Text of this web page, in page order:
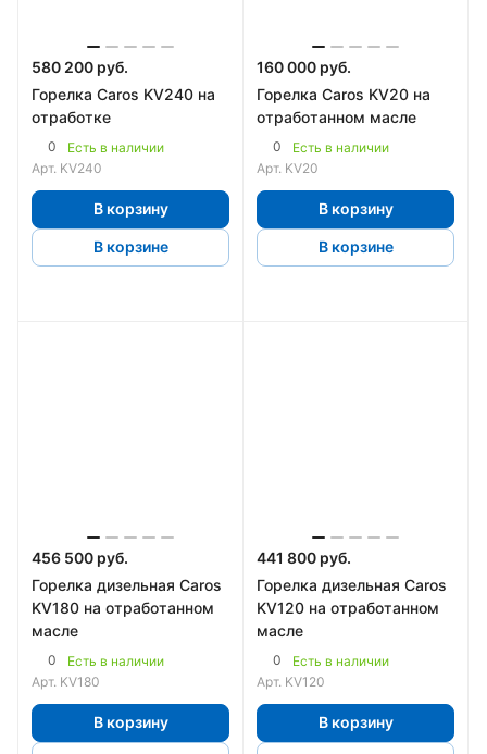
580 200 руб.
Горелка Caros KV240 на
отработке
0
Есть в наличии
Арт. KV240
В корзину
В корзине
160 000 руб.
Горелка Caros KV20 на
отработанном масле
0
Есть в наличии
Арт. KV20
В корзину
В корзине
456 500 руб.
Горелка дизельная Caros
KV180 на отработанном
масле
0
Есть в наличии
Арт. KV180
В корзину
441 800 руб.
Горелка дизельная Caros
KV120 на отработанном
масле
0
Есть в наличии
Арт. KV120
В корзину